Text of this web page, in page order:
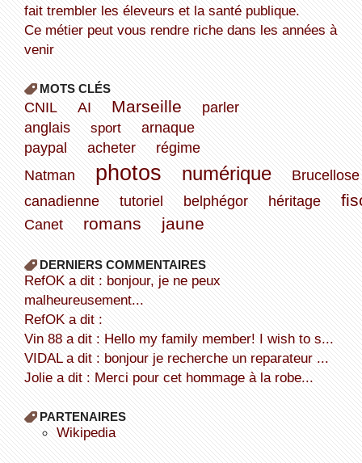
fait trembler les éleveurs et la santé publique.
Ce métier peut vous rendre riche dans les années à
venir
MOTS CLÉS
CNIL AI Marseille
parler
anglais
sport
arnaque
paypal
acheter
régime
Natman
photos numérique
Brucellose
canadienne
tutoriel belphégor héritage
Canet romans jaune
DERNIERS COMMENTAIRES
refOK a dit : bonjour, je ne peux
malheureusement...
refOK a dit :
Vin 88 a dit : Hello my family member! I wish to s...
VIDAL a dit : bonjour je recherche un reparateur ...
Jolie a dit : Merci pour cet hommage à la robe...
PARTENAIRES
wikipedia